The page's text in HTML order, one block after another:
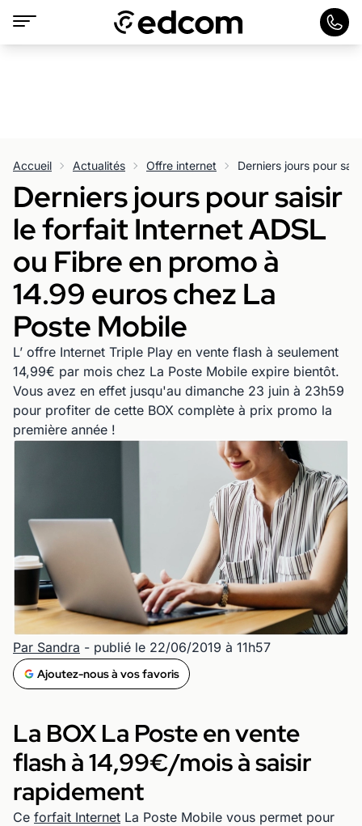
Accueil Actualités Offre internet
Derniers jours pour saisir
le forfait Internet ADSL
ou Fibre en promo à
14.99 euros chez La
Poste Mobile
L’ offre Internet Triple Play en vente flash à seulement
14,99€ par mois chez La Poste Mobile expire bientôt.
Vous avez en effet jusqu'au dimanche 23 juin à 23h59
pour profiter de cette BOX complète à prix promo la
première année !
Par Sandra - publié le 22/06/2019 à 11h57
Ajoutez-nous à vos favoris
La BOX La Poste en vente
flash à 14,99€/mois à saisir
rapidement
Ce forfait Internet La Poste Mobile vous permet pour